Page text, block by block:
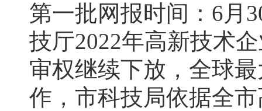
第一批网报时间：6月
技厅2022年高新技术
审权继续下放，全球
作，市科技局依据全